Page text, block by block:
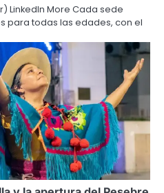
LinkedIn More Cada sede
para todas las edades, con el